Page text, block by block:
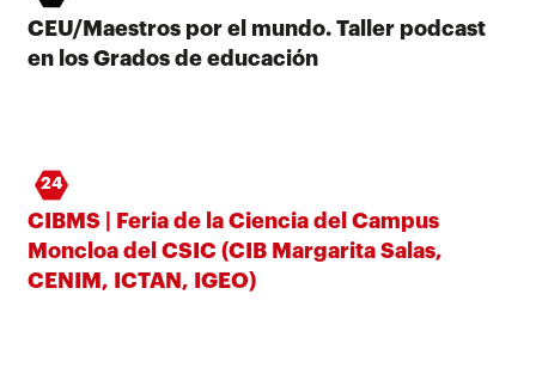
CEU/Maestros por el mundo. Taller podcast
en los Grados de educación
24
CIBMS | Feria de la Ciencia del Campus
Moncloa del CSIC (CIB Margarita Salas,
CENIM, ICTAN, IGEO)